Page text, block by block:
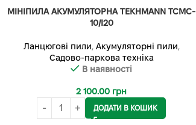
МІНІПИЛА АКУМУЛЯТОРНА TEKHMANN TCMC-
10/I20
Ланцюгові пили, Акумуляторні пили,
Садово-паркова техніка
В наявності
2 100.00 грн
ДОДАТИ В КОШИК